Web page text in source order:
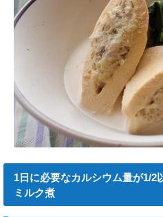
1日に必要なカルシウム量が1/2
ミルク煮